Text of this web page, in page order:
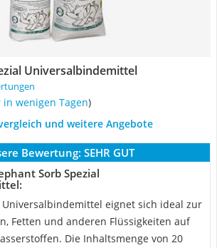
Universalbindemittel
in wenigen Tagen)
und weitere Angebote
Bewertung: SEHR GUT
Sorb Spezial
Universalbindemittel eignet sich ideal zur
Fetten und anderen Flüssigkeiten auf
Die Inhaltsmenge von 20